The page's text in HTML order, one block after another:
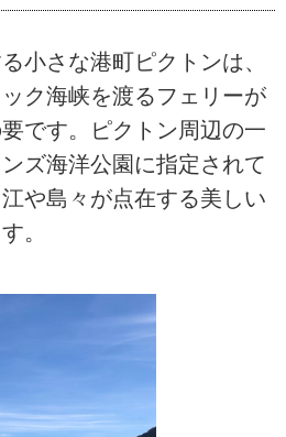
小さな港町ピクトンは、
ク海峡を渡るフェリーが
です。ピクトン周辺の一
ズ海洋公園に指定されて
や島々が点在する美しい
。